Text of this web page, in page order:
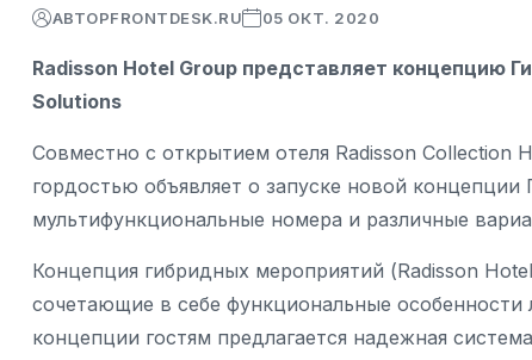
АВТОРFRONTDESK.RU 05 ОКТ. 2020
Radisson Hotel Group представляет концепцию
Solutions
Совместно с открытием отеля Radisson Collection
гордостью объявляет о запуске новой
мультифункциональные номера и различные
Концепция гибридных мероприятий (Radisson
сочетающие в себе функциональные
концепции гостям предлагается надежная